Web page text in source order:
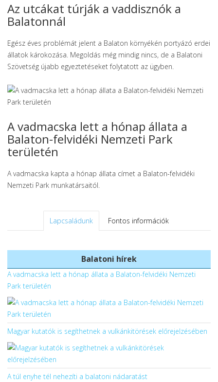
Az utcákat túrják a vaddisznók a
Balatonnál
Egész éves problémát jelent a Balaton környékén portyázó erdei
állatok károkozása. Megoldás még mindig nincs, de a Balatoni
Szövetség újabb egyeztetéseket folytatott az ügyben.
A vadmacska lett a hónap állata a
Balaton-felvidéki Nemzeti Park
területén
A vadmacska kapta a hónap állata címet a Balaton-felvidéki
Nemzeti Park munkatársaitól.
Lapcsaládunk Fontos információk
Balatoni hírek
A vadmacska lett a hónap állata a Balaton-felvidéki Nemzeti
Park területén
Magyar kutatók is segíthetnek a vulkánkitörések előrejelzésében
A túl enyhe tél nehezíti a balatoni nádaratást